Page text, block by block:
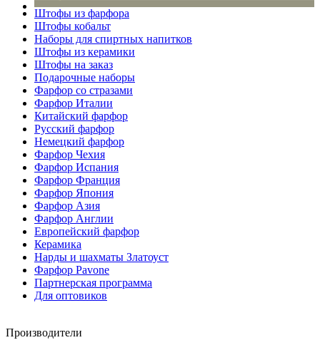
Штофы из фарфора
Штофы кобальт
Наборы для спиртных напитков
Штофы из керамики
Штофы на заказ
Подарочные наборы
Фарфор со стразами
Фарфор Италии
Китайский фарфор
Русский фарфор
Немецкий фарфор
Фарфор Чехия
Фарфор Испания
Фарфор Франция
Фарфор Япония
Фарфор Азия
Фарфор Англии
Европейский фарфор
Керамика
Нарды и шахматы Златоуст
Фарфор Pavone
Партнерская программа
Для оптовиков
Производители